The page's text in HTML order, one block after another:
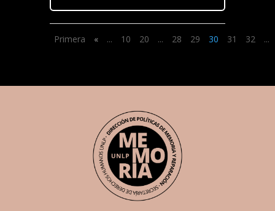
Primera « ... 10 20 ... 28 29 30 31 32 ...